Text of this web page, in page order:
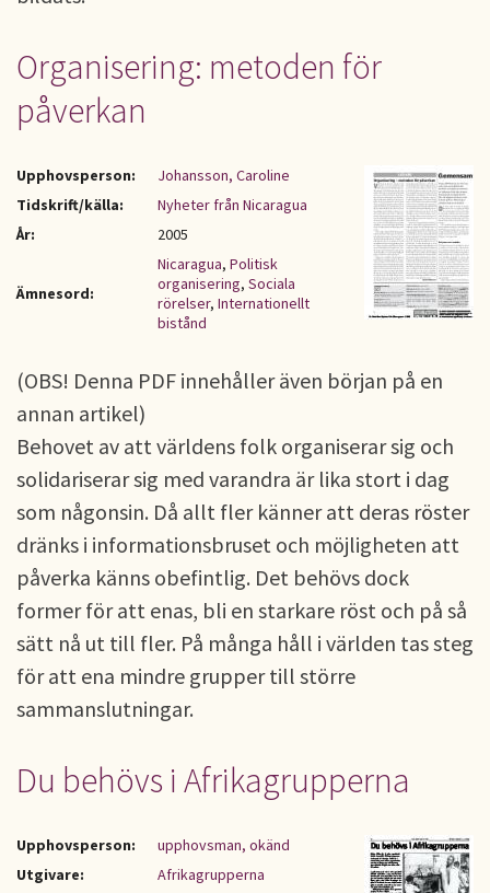
Organisering: metoden för
påverkan
Upphovsperson:
Johansson, Caroline
Tidskrift/källa:
Nyheter från Nicaragua
År:
2005
Ämnesord:
Nicaragua, Politisk
organisering, Sociala
rörelser, Internationellt
bistånd
(OBS! Denna PDF innehåller även början på en
annan artikel)
Behovet av att världens folk organiserar sig och
solidariserar sig med varandra är lika stort i dag
som någonsin. Då allt fler känner att deras röster
dränks i informationsbruset och möjligheten att
påverka känns obefintlig. Det behövs dock
former för att enas, bli en starkare röst och på så
sätt nå ut till fler. På många håll i världen tas steg
för att ena mindre grupper till större
sammanslutningar.
Du behövs i Afrikagrupperna
Upphovsperson:
upphovsman, okänd
Utgivare:
Afrikagrupperna